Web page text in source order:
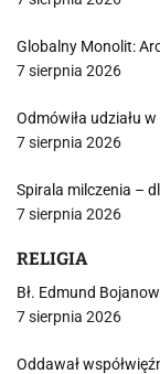
Globalny Monolit:
7 sierpnia 2026
Odmówiła udziału
7 sierpnia 2026
Spirala milczenia –
7 sierpnia 2026
RELIGIA
Bł. Edmund
7 sierpnia 2026
Oddawał